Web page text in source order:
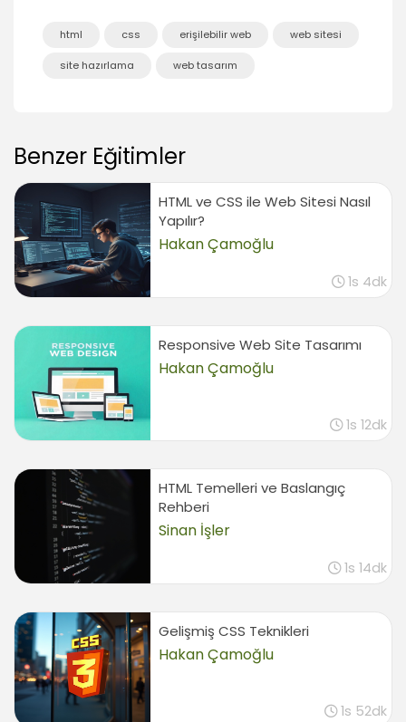
html css erişilebilir web web sitesi
site hazırlama web tasarım
Benzer Eğitimler
HTML ve CSS ile Web Sitesi Nasıl
Yapılır?
Hakan Çamoğlu
1s 4dk
Responsive Web Site Tasarımı
Hakan Çamoğlu
1s 12dk
HTML Temelleri ve Baslangıç
Rehberi
Sinan İşler
1s 14dk
Gelişmiş CSS Teknikleri
Hakan Çamoğlu
1s 52dk